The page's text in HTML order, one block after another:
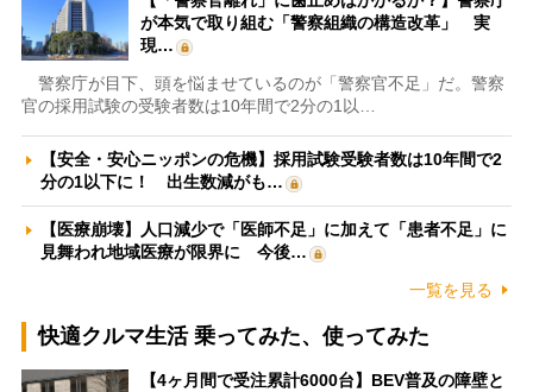
が本気で取り組む「警察組織の構造改革」 実
現…
警察庁が目下、頭を悩ませているのが「警察官不足」だ。警察
官の採用試験の受験者数は10年間で2分の1以…
【安全・安心ニッポンの危機】採用試験受験者数は10年間で2
分の1以下に！ 出生数減がも…
【医療崩壊】人口減少で「医師不足」に加えて「患者不足」に
見舞われ地域医療が限界に 今後…
一覧を見る
快適クルマ生活 乗ってみた、使ってみた
【4ヶ月間で受注累計6000台】BEV普及の障壁と